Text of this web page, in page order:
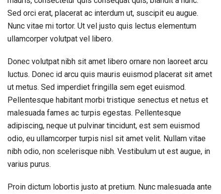
Sed orci erat, placerat ac interdum ut, suscipit eu augue.
Nunc vitae mi tortor. Ut vel justo quis lectus elementum
ullamcorper volutpat vel libero.
Donec volutpat nibh sit amet libero ornare non laoreet arcu
luctus. Donec id arcu quis mauris euismod placerat sit amet
ut metus. Sed imperdiet fringilla sem eget euismod.
Pellentesque habitant morbi tristique senectus et netus et
malesuada fames ac turpis egestas. Pellentesque
adipiscing, neque ut pulvinar tincidunt, est sem euismod
odio, eu ullamcorper turpis nisl sit amet velit. Nullam vitae
nibh odio, non scelerisque nibh. Vestibulum ut est augue, in
varius purus.
Proin dictum lobortis justo at pretium. Nunc malesuada ante